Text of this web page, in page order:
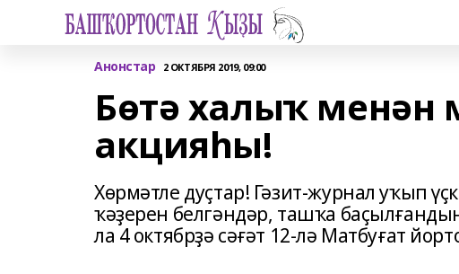
Анонстар 2 ОКТЯБРЯ 2019, 09:00
Бөтә халыҡ менән
акцияһы!
Хөрмәтле дуҫтар! Гәзит-журнал уҡып
ҡәҙерен белгәндәр, ташҡа
ла 4 октябрҙә сәғәт 12-лә Матбуғат